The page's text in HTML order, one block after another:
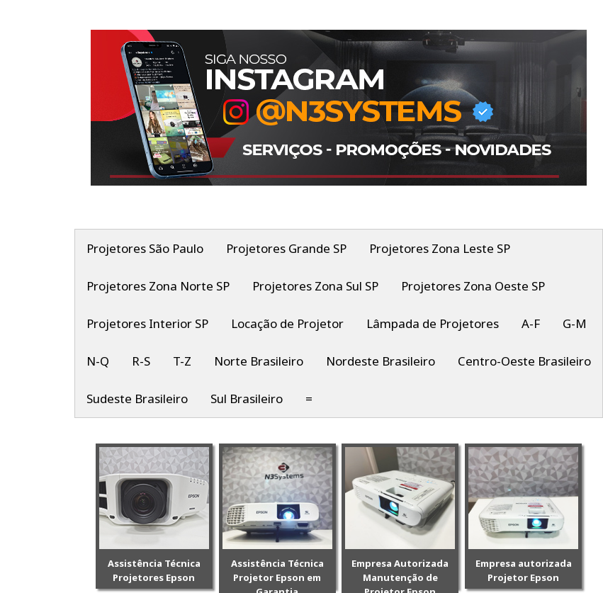
Projetores São Paulo Projetores Grande SP Projetores Zona Leste SP
Projetores Zona Norte SP Projetores Zona Sul SP Projetores Zona Oeste SP
Projetores Interior SP Locação de Projetor Lâmpada de Projetores A-F G-M
N-Q R-S T-Z Norte Brasileiro Nordeste Brasileiro Centro-Oeste Brasileiro
Sudeste Brasileiro Sul Brasileiro =
Assistência Técnica
Projetores Epson
Assistência Técnica
Projetor Epson em
Empresa Autorizada
Manutenção de
Empresa autorizada
Projetor Epson